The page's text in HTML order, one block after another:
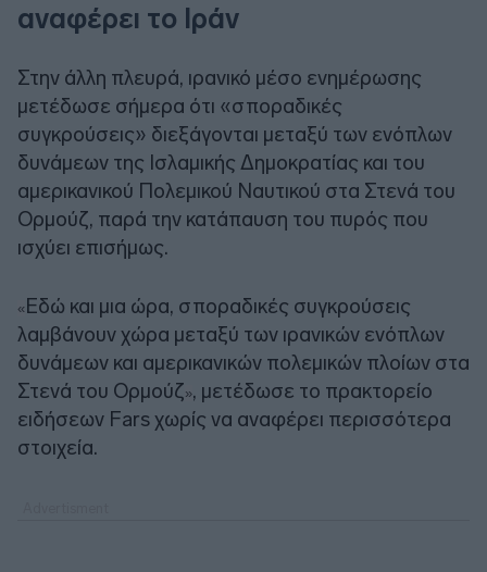
αναφέρει το Ιράν
Στην άλλη πλευρά, ιρανικό μέσο ενημέρωσης
μετέδωσε σήμερα ότι «σποραδικές
συγκρούσεις» διεξάγονται μεταξύ των ενόπλων
δυνάμεων της Ισλαμικής Δημοκρατίας και του
αμερικανικού Πολεμικού Ναυτικού στα Στενά του
Ορμούζ, παρά την κατάπαυση του πυρός που
ισχύει επισήμως.
« Εδώ και μια ώρα, σποραδικές συγκρούσεις
λαμβάνουν χώρα μεταξύ των ιρανικών ενόπλων
δυνάμεων και αμερικανικών πολεμικών πλοίων στα
Στενά του Ορμούζ», μετέδωσε το πρακτορείο
ειδήσεων Fars χωρίς να αναφέρει περισσότερα
στοιχεία.